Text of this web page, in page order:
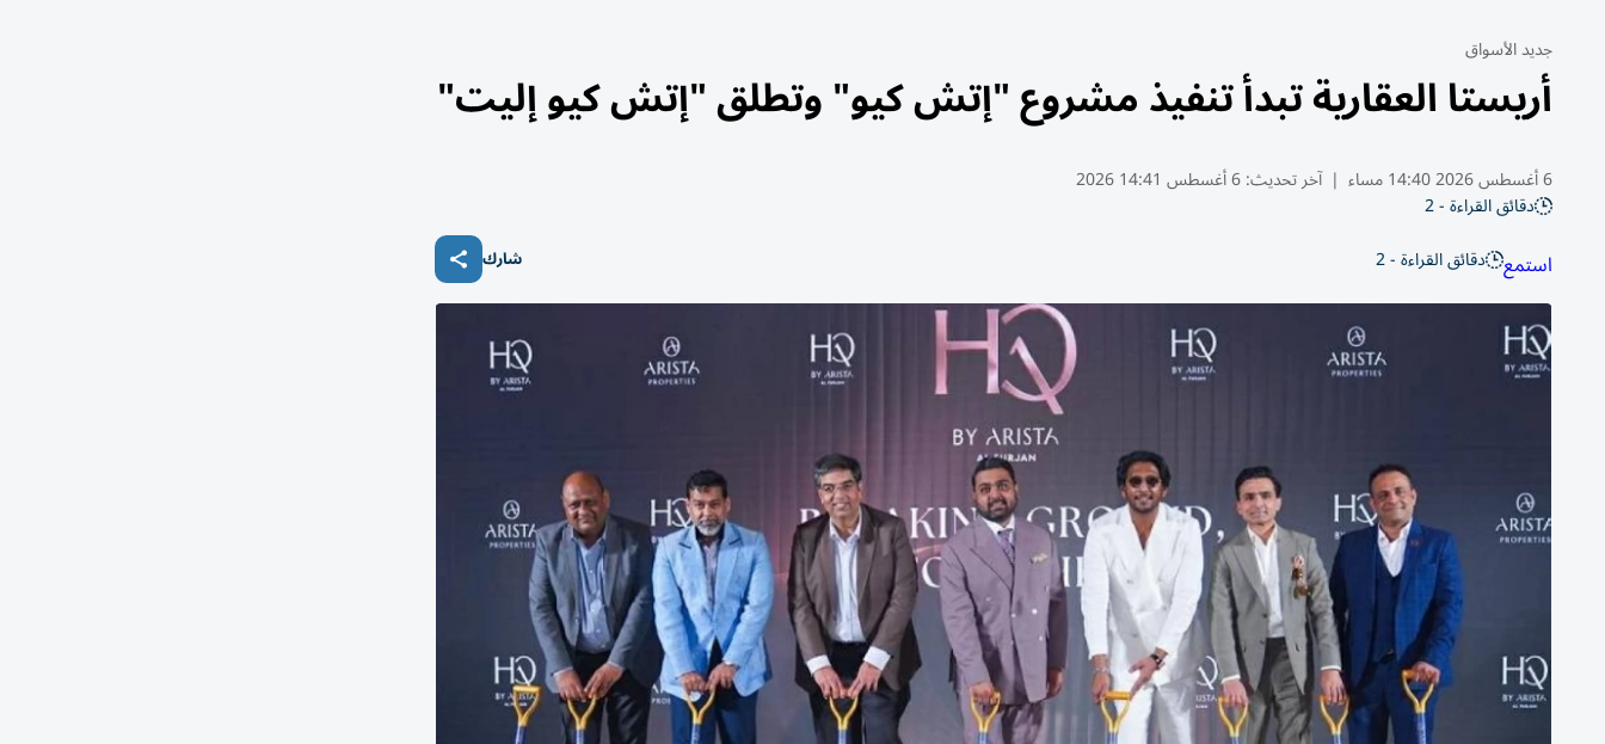
جديد الأسواق
أريستا العقارية تبدأ تنفيذ مشروع "إتش كيو" وتطلق "إتش كيو إليت"
6 أغسطس 2026 14:40 مساء | آخر تحديث:6 أغسطس 14:41 2026
دقائق القراءة - 2
استمع دقائق القراءة - 2 شارك